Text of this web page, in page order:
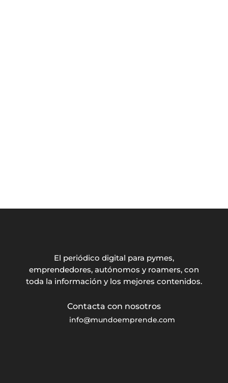
El periódico digital para pymes,
emprendedores, autónomos y roamers, con
toda la información y los mejores contenidos.
info@mundoemprende.com